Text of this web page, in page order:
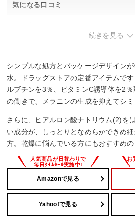
気になる口コミ
続きを見る
シンプルな処方とパッケージデザイン
水。ドラッグストアの定番アイテムで
ルブチンを3％、ビタミンC誘導体を2
の働きで、メラニンの生成を抑えてシミ
さらに、ヒアルロン酸ナトリウム(2)を
い成分が、しっとりとなめらかできめ
方。乾燥に悩んでいる方にもおすすめの
Amazonで見る
Yahoo!で見る